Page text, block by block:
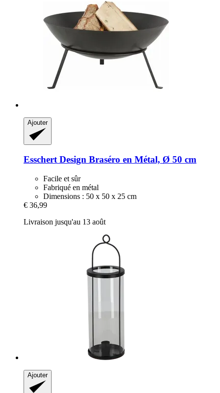
Ajouter
Esschert Design Braséro en Métal, Ø 50 cm
Facile et sûr
Fabriqué en métal
Dimensions : 50 x 50 x 25 cm
€ 36,99
Livraison jusqu'au 13 août
Ajouter